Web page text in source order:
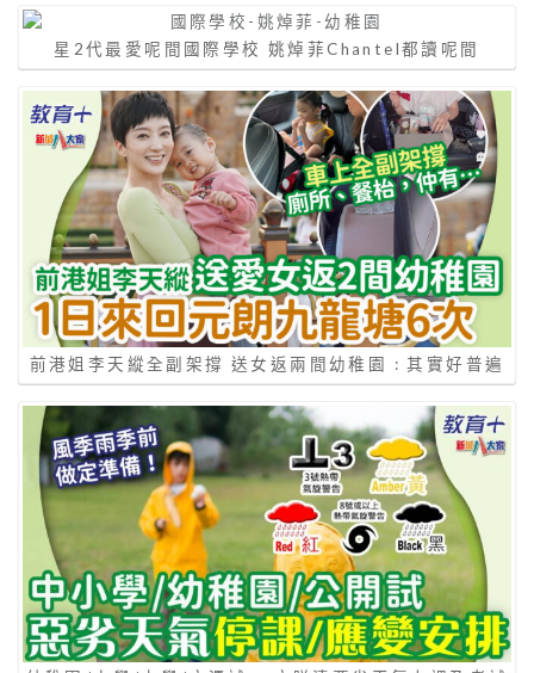
星2代最愛呢間國際學校 姚焯菲Chantel都讀呢間
前港姐李天縱全副架撐 送女返兩間幼稚園 : 其實好普遍